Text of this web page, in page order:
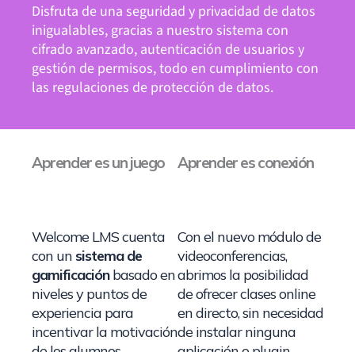
Disfruta de una seguridad y privacidad de datos
inigualables, gracias a nuestro sistema con
cifrado avanzado, autenticación de usuarios y
gestión de permisos, todo en cumplimiento con
las regulaciones de protección de datos.
Aprender es un juego Aprender es conexión
Welcome LMS cuenta
con un sistema de
gamificaciónbasado en
niveles y puntos de
experiencia para
incentivar la motivación
Con el nuevo módulo de
videoconferencias,
abrimos la posibilidad
de ofrecer clases online
en directo, sin necesidad
de instalar ninguna